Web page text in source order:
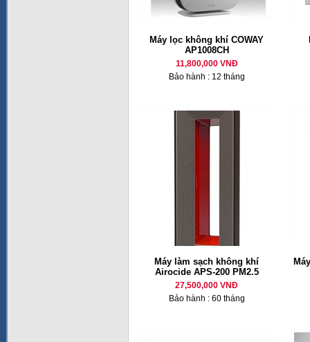
Máy lọc không khí COWAY
AP1008CH
11,800,000 VNĐ
Bảo hành : 12 tháng
Máy làm sạch không khí
Airocide APS-200 PM2.5
27,500,000 VNĐ
Bảo hành : 60 tháng